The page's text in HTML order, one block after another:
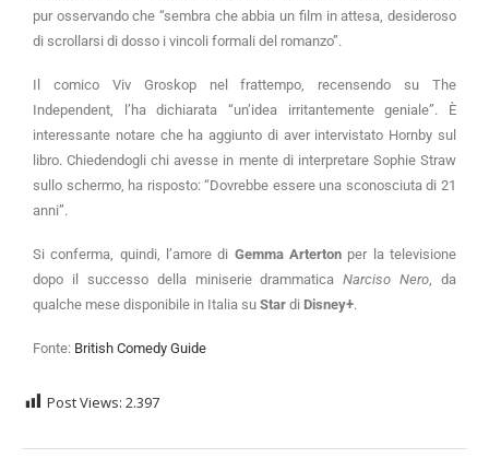
pur osservando che “sembra che abbia un film in attesa, desideroso
di scrollarsi di dosso i vincoli formali del romanzo”.
Il comico Viv Groskop nel frattempo, recensendo su The
Independent, l’ha dichiarata “un’idea irritantemente geniale”. È
interessante notare che ha aggiunto di aver intervistato Hornby sul
libro. Chiedendogli chi avesse in mente di interpretare Sophie Straw
sullo schermo, ha risposto: “Dovrebbe essere una sconosciuta di 21
anni”.
Si conferma, quindi, l’amore di Gemma Arterton per la televisione
dopo il successo della miniserie drammaticaNarciso Nero , da
qualche mese disponibile in Italia su Star di Disney+.
Fonte: British Comedy Guide
Post Views: 2.397